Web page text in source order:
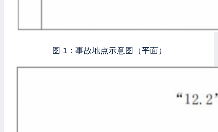
图 1：事故地点示意图（平面）